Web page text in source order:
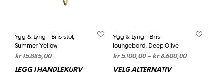
Ygg & Lyng – Bris stol,
Summer Yellow
kr15.885,00
LEGG I HANDLEKURV
Ygg & Lyng – Bris
loungebord, Deep Olive
kr5.100,00 – kr8.600,00
VELG ALTERNATIV